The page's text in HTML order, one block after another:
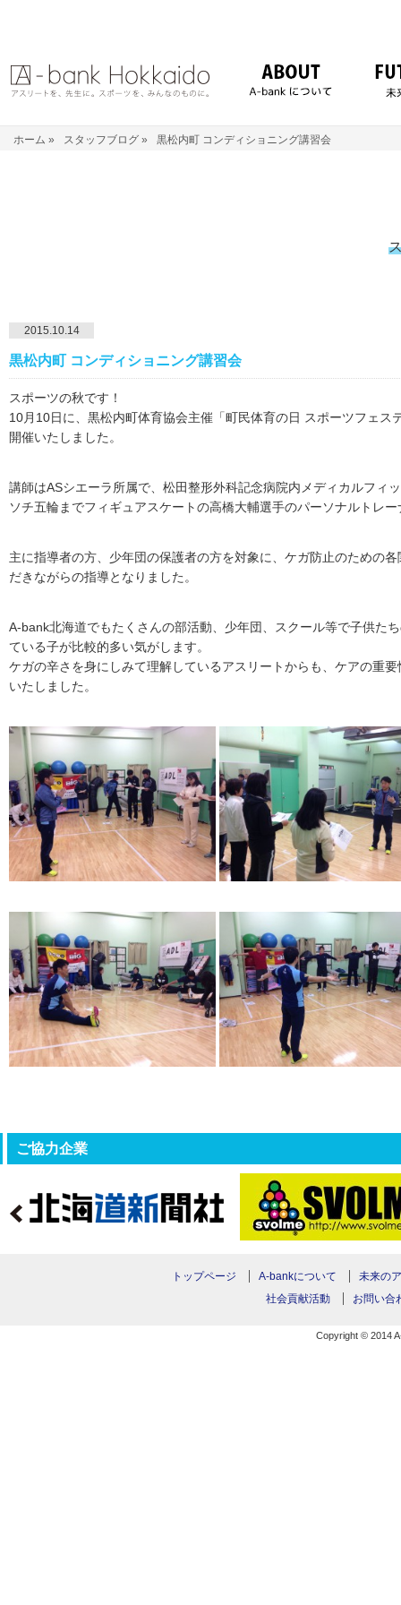
ホーム » スタッフブログ » 黒松内町 コンディショニング講習会
2015.10.14
黒松内町 コンディショニング講習会
スポーツの秋です！
10月10日に、黒松内町体育協会主催「町民体育の日 スポーツフェス
開催いたしました。
講師はASシエーラ所属で、松田整形外科記念病院内メディカルフィ
ソチ五輪までフィギュアスケートの高橋大輔選手のパーソナルトレ
主に指導者の方、少年団の保護者の方を対象に、ケガ防止のための
だきながらの指導となりました。
A-bank北海道でもたくさんの部活動、少年団、スクール等で子供た
ている子が比較的多い気がします。
ケガの辛さを身にしみて理解しているアスリートからも、ケアの重
いたしました。
ご協力企業
トップページ A-bankについて
未来の
社会貢献活動
お問い合
Copyright © 2014